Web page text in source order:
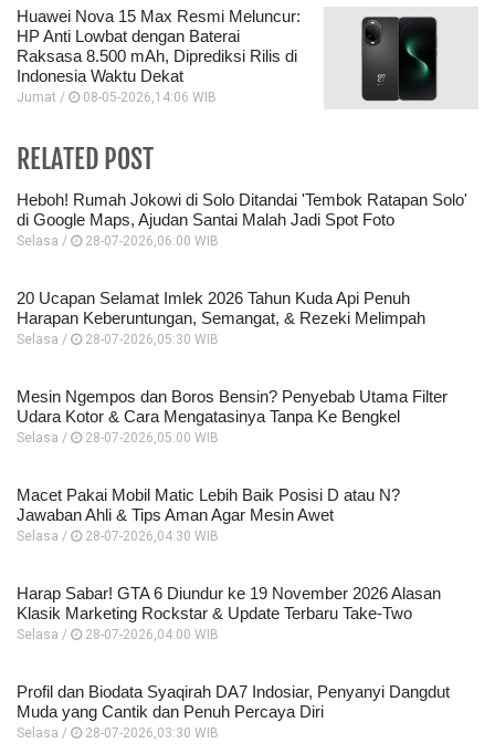
Huawei Nova 15 Max Resmi Meluncur:
HP Anti Lowbat dengan Baterai
Raksasa 8.500 mAh, Diprediksi Rilis di
Indonesia Waktu Dekat
Jumat / 08-05-2026,14:06 WIB
RELATED POST
Heboh! Rumah Jokowi di Solo Ditandai 'Tembok Ratapan Solo'
di Google Maps, Ajudan Santai Malah Jadi Spot Foto
Selasa / 28-07-2026,06:00 WIB
20 Ucapan Selamat Imlek 2026 Tahun Kuda Api Penuh
Harapan Keberuntungan, Semangat, & Rezeki Melimpah
Selasa / 28-07-2026,05:30 WIB
Mesin Ngempos dan Boros Bensin? Penyebab Utama Filter
Udara Kotor & Cara Mengatasinya Tanpa Ke Bengkel
Selasa / 28-07-2026,05:00 WIB
Macet Pakai Mobil Matic Lebih Baik Posisi D atau N?
Jawaban Ahli & Tips Aman Agar Mesin Awet
Selasa / 28-07-2026,04:30 WIB
Harap Sabar! GTA 6 Diundur ke 19 November 2026 Alasan
Klasik Marketing Rockstar & Update Terbaru Take-Two
Selasa / 28-07-2026,04:00 WIB
Profil dan Biodata Syaqirah DA7 Indosiar, Penyanyi Dangdut
Muda yang Cantik dan Penuh Percaya Diri
Selasa / 28-07-2026,03:30 WIB